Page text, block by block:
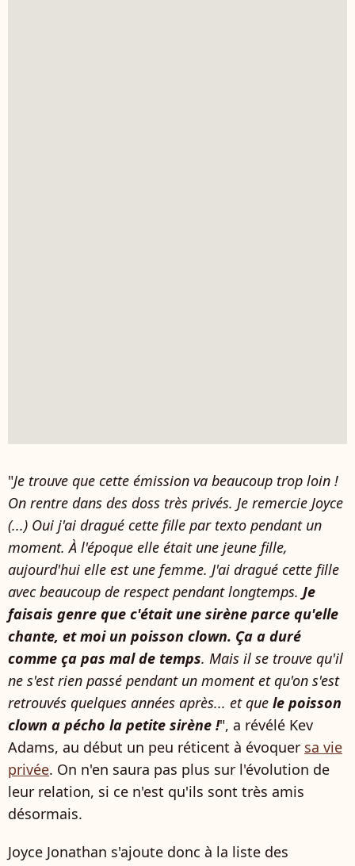
"Je trouve que cette émission va beaucoup trop loin !
On rentre dans des doss très privés. Je remercie Joyce
(...) Oui j'ai dragué cette fille par texto pendant un
moment. À l'époque elle était une jeune fille,
aujourd'hui elle est une femme. J'ai dragué cette fille
avec beaucoup de respect pendant longtemps. Je
faisais genre que c'était une sirène parce qu'elle
chante, et moi un poisson clown. Ça a duré
comme ça pas mal de temps. Mais il se trouve qu'il
ne s'est rien passé pendant un moment et qu'on s'est
retrouvés quelques années après... et que le poisson
clown a pécho la petite sirène !", a révélé Kev
Adams, au début un peu réticent à évoquer sa vie
privée. On n'en saura pas plus sur l'évolution de
leur relation, si ce n'est qu'ils sont très amis
désormais.
Joyce Jonathan s'ajoute donc à la liste des